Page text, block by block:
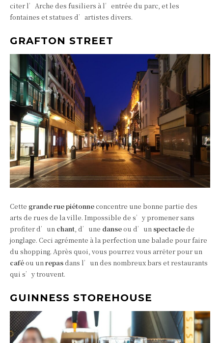
citer l’Arche des fusiliers à l’entrée du parc, et les
fontaines et statues d’artistes divers.
GRAFTON STREET
Cette grande rue piétonneconcentre une bonne partie des
arts de rues de la ville. Impossible de s’y promener sans
profiter d’un chant, d’une danseou d’un spectaclede
jonglage. Ceci agrémente à la perfection une balade pour faire
du shopping. Après quoi, vous pourrez vous arrêter pour un
caféou unrepasdans l’un des nombreux bars et restaurants
qui s’y trouvent.
GUINNESS STOREHOUSE